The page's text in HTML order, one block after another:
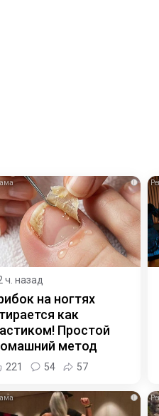
i
ч. назад
на ногтях
как
Простой
метод
221 54 57
i